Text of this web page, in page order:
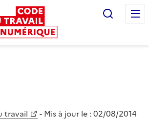
travail - Mis à jour le : 02/08/2014